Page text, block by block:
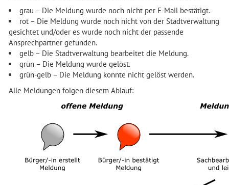
grau – Die Meldung wurde noch nicht per E-Mail bestätigt.
rot – Die Meldung wurde noch nicht von der Stadtverwaltung
gesichtet und/oder es wurde noch nicht der passende
Ansprechpartner gefunden.
gelb – Die Stadtverwaltung bearbeitet die Meldung.
grün – Die Meldung wurde gelöst.
grün-gelb – Die Meldung konnte nicht gelöst werden.
Alle Meldungen folgen diesem Ablauf: